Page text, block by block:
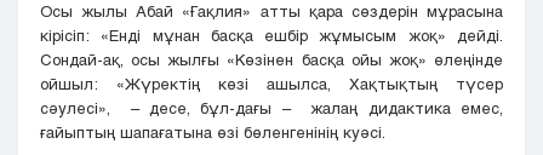
Осы жылы Абай «Ғақлия» атты қара сөздерін мұрасына
кірісіп: «Енді мұнан басқа ешбір жұмысым жоқ» дейді.
Сондай-ақ, осы жылғы «Көзінен басқа ойы жоқ» өлеңінде
ойшыл: «Жүректің көзі ашылса, Хақтықтың түсер
сәулесі», – десе, бұл-дағы – жалаң дидактика емес,
ғайыптың шапағатына өзі бөленгенінің куәсі.